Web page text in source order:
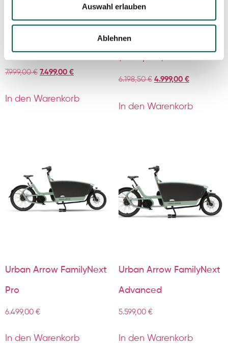
Auswahl erlauben
Ablehnen
-500,00 €!⚡️
7.999,00€ 7.499,00 €
In den Warenkorb
Transporter2 65 Vario –
Vorführer⚡️ 4.999,00 €
(-1.199,50€)
6.198,50€ 4.999,00 €
In den Warenkorb
Urban Arrow FamilyNext
Pro
6.499,00 €
In den Warenkorb
Urban Arrow FamilyNext
Advanced
5.599,00 €
In den Warenkorb